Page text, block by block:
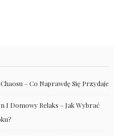
– Co Naprawdę Się Przydaje
I Domowy Relaks – Jak Wybrać